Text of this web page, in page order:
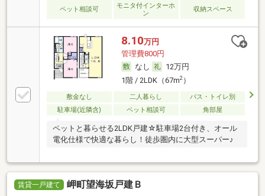
ペット相談可
モニタ付インターホ
ン
収納スペース
8.10万円
管理費800円
なし
12万円
1階 / 2LDK（67m2）
敷金なし 二人暮らし
バス・トイレ別
駐車場(近隣含)
ペット相談可 角部屋
ペットと暮らせる2LDK戸建☆駐車場2台付き、オール
電化仕様で快適な暮らし！徒歩圏内に大型スーパー♪
賃貸一戸建て 岬町望海坂戸建Ｂ